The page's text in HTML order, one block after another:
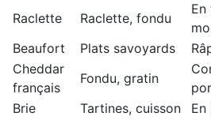
Raclette Raclette, fondu
En
Beaufort
Plats savoyards
Cheddar
français
Fondu, gratin
Brie
Tartines, cuisson